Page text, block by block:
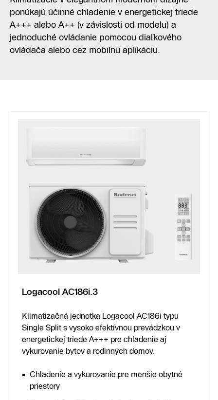
ponúkajú účinné chladenie v energetickej triede
A+++ alebo A++ (v závislosti od modelu) a
jednoduché ovládanie pomocou diaľkového
ovládača alebo cez mobilnú aplikáciu.
Logacool AC186i.3
Klimatizačná jednotka Logacool AC186i typu
Single Split s vysoko efektívnou prevádzkou v
energetickej triede A+++ pre chladenie aj
vykurovanie bytov a rodinných domov.
Chladenie a vykurovanie pre menšie obytné
priestory